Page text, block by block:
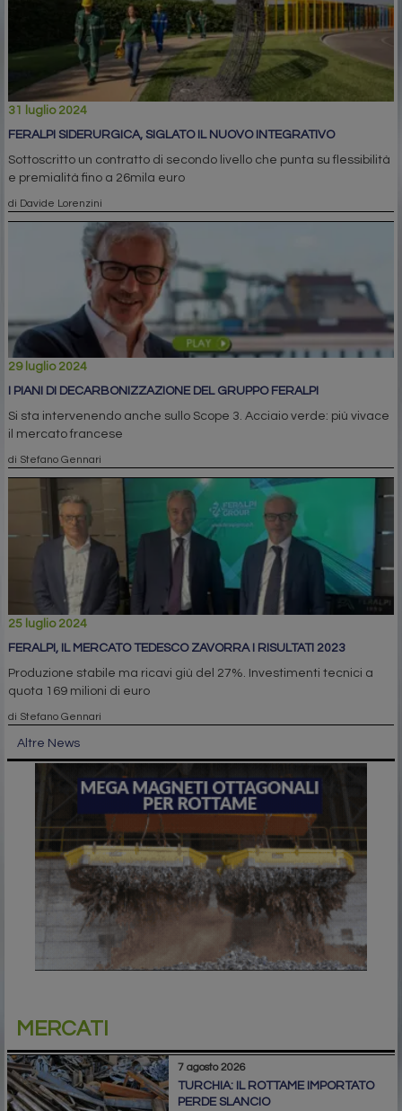
31 luglio 2024
FERALPI SIDERURGICA, SIGLATO IL NUOVO INTEGRATIVO
Sottoscritto un contratto di secondo livello che punta su flessibilità
e premialità fino a 26mila euro
di Davide Lorenzini
29 luglio 2024
I PIANI DI DECARBONIZZAZIONE DEL GRUPPO FERALPI
Si sta intervenendo anche sullo Scope 3. Acciaio verde: più vivace
il mercato francese
di Stefano Gennari
25 luglio 2024
FERALPI, IL MERCATO TEDESCO ZAVORRA I RISULTATI 2023
Produzione stabile ma ricavi giù del 27%. Investimenti tecnici a
quota 169 milioni di euro
di Stefano Gennari
Altre News
MERCATI
7 agosto 2026
TURCHIA: IL ROTTAME IMPORTATO
PERDE SLANCIO